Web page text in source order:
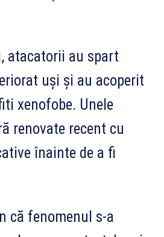
atacatorii au spart
uși și au acoperit
xenofobe. Unele
renovate recent cu
înainte de a fi
că fenomenul s-a